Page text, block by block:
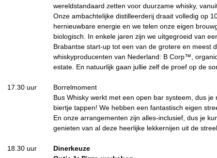
wereldstandaard zetten voor duurzame whisky,
Onze ambachtelijke distilleerderij draait volledig op
hernieuwbare energie en we telen onze eigen
biologisch. In enkele jaren zijn we uitgegroeid van
Brabantse start-up tot een van de grotere en meest
whiskyproducenten van Nederland: B Corp™,
estate. En natuurlijk gaan jullie zelf de proef op de
17.30 uur
Borrelmoment
Bus Whisky werkt met een open bar systeem, dus je
biertje tappen! We hebben een fantastisch eigen
En onze arrangementen zijn alles-inclusief, dus je
genieten van al deze heerlijke lekkernijen uit de
18.30 uur
Dinerkeuze